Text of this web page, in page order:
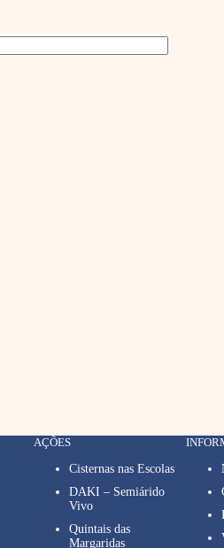
AÇÕES
Cisternas nas Escolas
DAKI – Semiárido
Vivo
Quintais das
Margaridas